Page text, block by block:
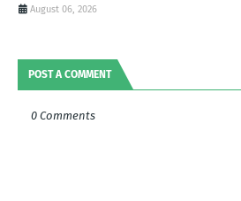
August 06, 2026
POST A COMMENT
0 Comments